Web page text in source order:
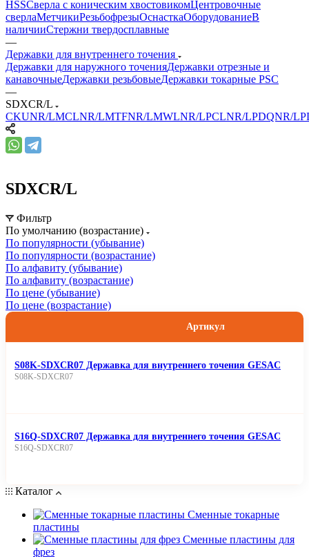
HSSСверла с коническим хвостовикомЦентровочные
сверлаМетчикиРезьбофрезыОснасткаОборудованиеВ
наличииСтержни твердосплавные
—
Державки для внутреннего точения
Державки для наружного точенияДержавки отрезные и
канавочныеДержавки резьбовыеДержавки токарные PSC
—
SDXCR/L
CKUNR/LMCLNR/LMTFNR/LMWLNR/LPCLNR/LPDQNR/L
SDXCR/L
Фильтр
По умолчанию (возрастание)
По популярности (убывание)
По популярности (возрастание)
По алфавиту (убывание)
По алфавиту (возрастание)
По цене (убывание)
По цене (возрастание)
Артикул
S08K-SDXCR07 Державка для внутреннего точения GESAC
S08K-SDXCR07
S16Q-SDXCR07 Державка для внутреннего точения GESAC
S16Q-SDXCR07
Каталог
Сменные токарные
пластины
Сменные пластины для
фрез